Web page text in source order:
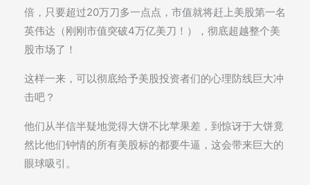
倍，只要超过20万刀多一点点，市值就将赶上美股第一名
英伟达（刚刚市值突破4万亿美刀！），彻底超越整个美
股市场了！
这样一来，可以彻底给予美股投资者们的心理防线巨大冲
击吧？
他们从半信半疑地觉得大饼不比苹果差，到惊讶于大饼竟
然比他们钟情的所有美股标的都要牛逼，这会带来巨大的
眼球吸引。